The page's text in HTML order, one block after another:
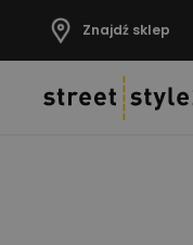
Znajdź sklep